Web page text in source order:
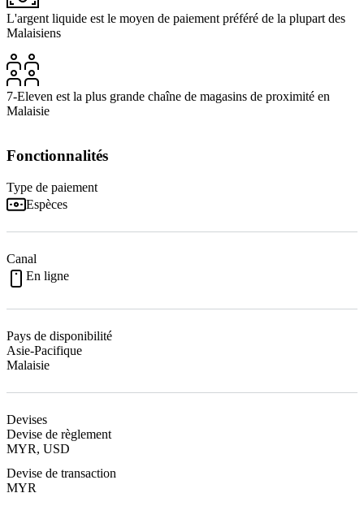
L'argent liquide est le moyen de paiement préféré de la plupart des
Malaisiens
7-Eleven est la plus grande chaîne de magasins de proximité en
Malaisie
Fonctionnalités
Type de paiement
Espèces
Canal
En ligne
Pays de disponibilité
Asie-Pacifique
Malaisie
Devises
Devise de règlement
MYR, USD
Devise de transaction
MYR